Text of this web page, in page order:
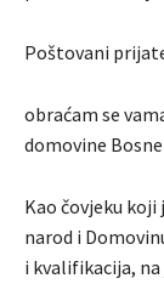
Poštovani
obraćam se
domovine
Kao čovjeku
narod i
i kvalifikacija,